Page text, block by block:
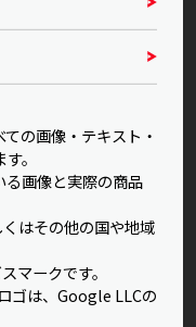
の画像・テキスト・
。
る画像と実際の商品
はその他の国や地域
マークです。
は、Google LLCの